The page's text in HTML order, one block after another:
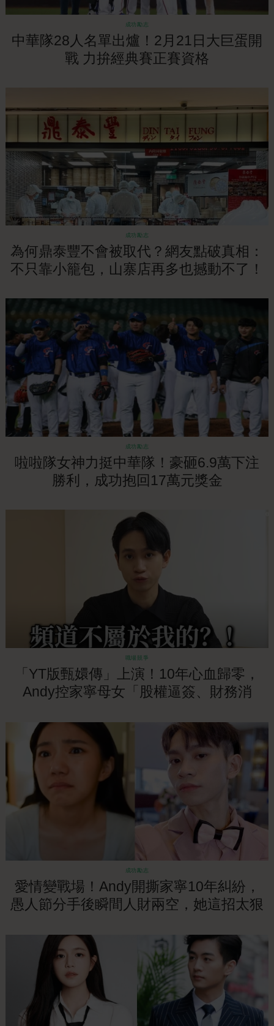
成功勵志
中華隊28人名單出爐！2月21日大巨蛋開
戰 力拚經典賽正賽資格
成功勵志
為何鼎泰豐不會被取代？網友點破真相：
不只靠小籠包，山寨店再多也撼動不了！
成功勵志
啦啦隊女神力挺中華隊！豪砸6.9萬下注
勝利，成功抱回17萬元獎金
職場競爭
「YT版甄嬛傳」上演！10年心血歸零，
Andy控家寧母女「股權逼簽、財務消
成功勵志
愛情變戰場！Andy開撕家寧10年糾紛，
愚人節分手後瞬間人財兩空，她這招太狠